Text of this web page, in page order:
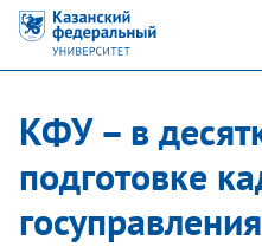
КФУ – в
подготовке
госуправления